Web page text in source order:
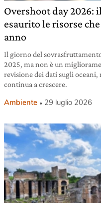
Overshoot day 2026:
esaurito le risorse
anno
Il giorno del
2025, ma non è un
revisione dei dati sugli
continua a crescere.
Ambiente 29 luglio 2026